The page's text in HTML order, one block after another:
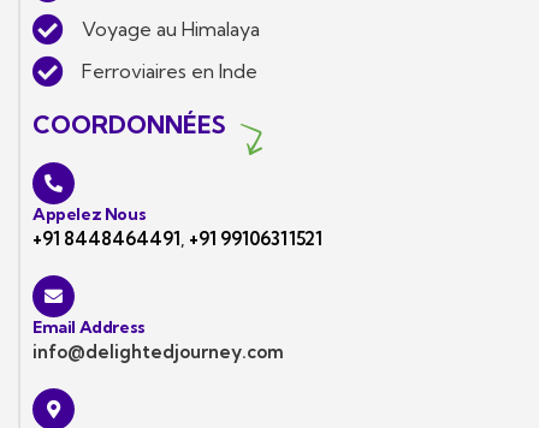
Voyage au Himalaya
Ferroviaires en Inde
COORDONNÉES
Appelez Nous
+91 8448464491, +91 99106311521
Email Address
info@delightedjourney.com